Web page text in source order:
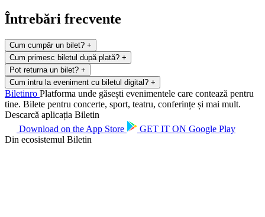
Întrebări frecvente
Cum cumpăr un bilet? +
Cum primesc biletul după plată? +
Pot returna un bilet? +
Cum intru la eveniment cu biletul digital? +
Biletinro Platforma unde găsești evenimentele care contează pentru
tine. Bilete pentru concerte, sport, teatru, conferințe și mai mult.
Descarcă aplicația Biletin
Download on the App Store GET IT ON Google Play
Din ecosistemul Biletin